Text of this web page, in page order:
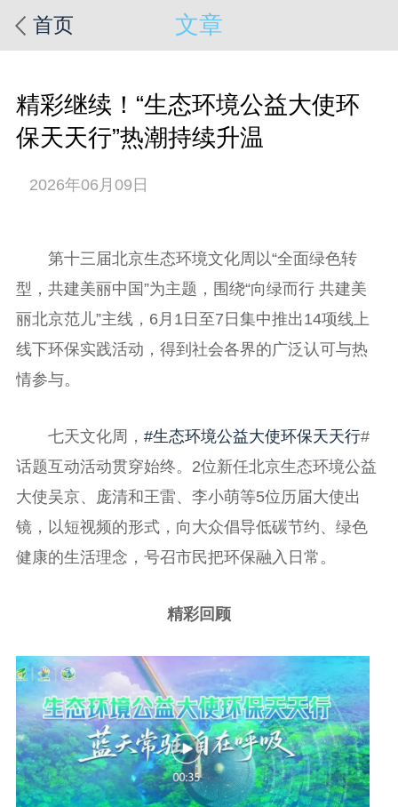
首页 文章
精彩继续！“生态环境公益大使环
保天天行”热潮持续升温
2026年06月09日
第十三届北京生态环境文化周以“全面绿色转
型，共建美丽中国”为主题，围绕“向绿而行 共建美
丽北京范儿”主线，6月1日至7日集中推出14项线上
线下环保实践活动，得到社会各界的广泛认可与热
情参与。
七天文化周， #生态环境公益大使环保天天行#
话题互动活动贯穿始终。2位新任北京生态环境公益
大使吴京、庞清和王雷、李小萌等5位历届大使出
镜，以短视频的形式，向大众倡导低碳节约、绿色
健康的生活理念，号召市民把环保融入日常。
精彩回顾